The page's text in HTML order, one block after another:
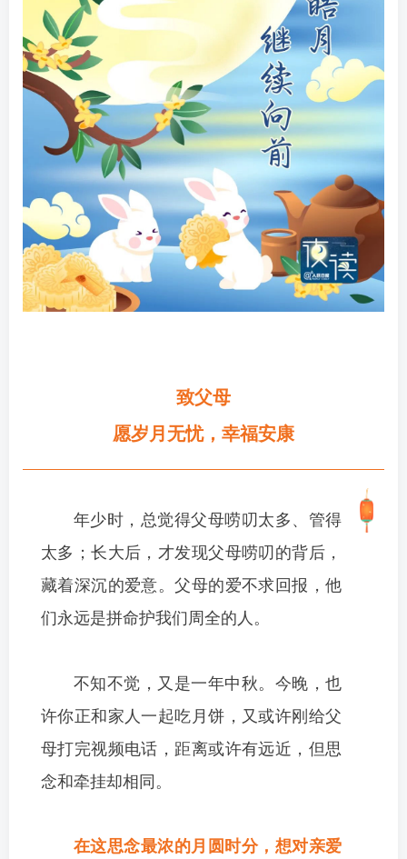
致父母
愿岁月无忧，幸福安康
年少时，总觉得父母唠叨太多、管得
太多；长大后，才发现父母唠叨的背后，
藏着深沉的爱意。父母的爱不求回报，他
们永远是拼命护我们周全的人。
不知不觉，又是一年中秋。 今晚，也
许你正和家人一起吃月饼，又或许刚给父
母打完视频电话，距离或许有远近，但思
念和牵挂却相同。
在这思念最浓的月圆时分，想对亲爱